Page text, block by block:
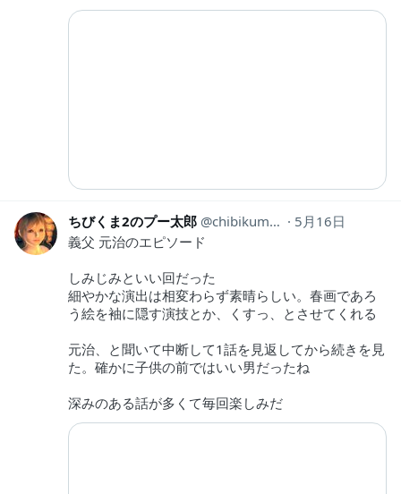
ちびくま2のプー太郎 chibikuma02
5月16日
義父 元治のエピソード
しみじみといい回だった
細やかな演出は相変わらず素晴らしい。春画であろ
う絵を袖に隠す演技とか、くすっ、とさせてくれる
元治、と聞いて中断して1話を見返してから続きを見
た。確かに子供の前ではいい男だったね
深みのある話が多くて毎回楽しみだ